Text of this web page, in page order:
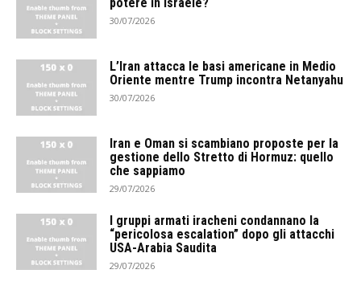
potere in Israele?
30/07/2026
L’Iran attacca le basi americane in Medio
Oriente mentre Trump incontra Netanyahu
30/07/2026
Iran e Oman si scambiano proposte per la
gestione dello Stretto di Hormuz: quello
che sappiamo
29/07/2026
I gruppi armati iracheni condannano la
“pericolosa escalation” dopo gli attacchi
USA-Arabia Saudita
29/07/2026